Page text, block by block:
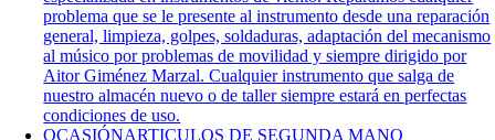
problema que se le presente al instrumento desde una reparación
general, limpieza, golpes, soldaduras, adaptación del mecanismo
al músico por problemas de movilidad y siempre dirigido por
Aitor Giménez Marzal. Cualquier instrumento que salga de
nuestro almacén nuevo o de taller siempre estará en perfectas
condiciones de uso.
OCASIÓNARTICULOS DE SEGUNDA MANO